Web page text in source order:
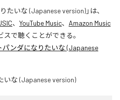
たいな (Japanese version)」は、
、 YouTube Music、 Amazon Music
で聴くことができる。
パンダになりたいな (Japanese